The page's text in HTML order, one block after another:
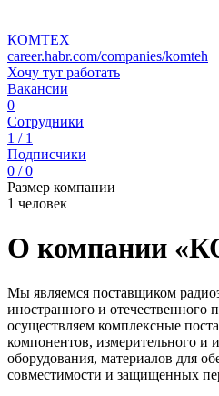
КОМТЕХ
career.habr.com/companies/komteh
Хочу тут работать
Вакансии
0
Сотрудники
1 / 1
Подписчики
0 / 0
Размер компании
1 человек
О компании
Мы являемся поставщиком
иностранного и отечественного
осуществляем комплексные
компонентов, измерительного и
оборудования, материалов для
совместимости и защищенных